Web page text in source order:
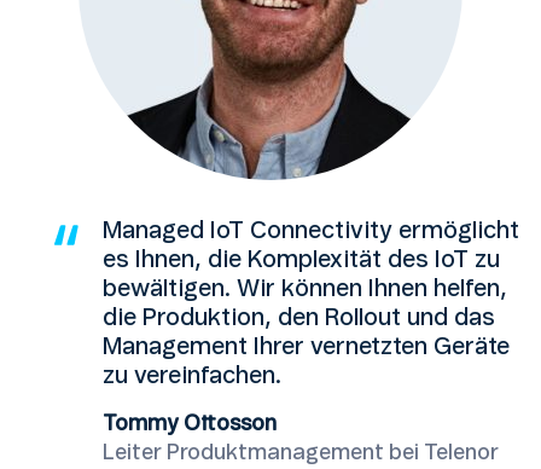
Managed IoT Connectivity ermöglicht
es Ihnen, die Komplexität des IoT zu
bewältigen. Wir können Ihnen helfen,
die Produktion, den Rollout und das
Management Ihrer vernetzten Geräte
zu vereinfachen.
Tommy Ottosson
Leiter Produktmanagement bei Telenor